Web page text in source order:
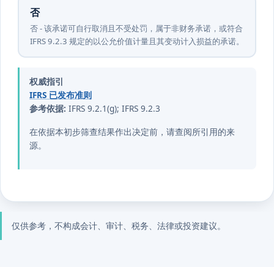
否
否 - 该承诺可自行取消且不受处罚，属于非财务承诺，或符合
IFRS 9.2.3 规定的以公允价值计量且其变动计入损益的承诺。
权威指引
IFRS 已发布准则
参考依据: IFRS 9.2.1(g); IFRS 9.2.3
在依据本初步筛查结果作出决定前，请查阅所引用的来
源。
仅供参考，不构成会计、审计、税务、法律或投资建议。